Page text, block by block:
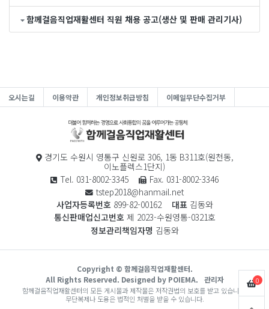
함께걸음직업재활센터 직원 채용 공고(생산 및 판매 관리기사)
0
오시는길 이용약관 개인정보취급방침 이메일무단수집거부
경기도 수원시 영통구 신원로 306, 1동 B311호(원천동,
이노플렉스1단지)
Tel. 031-8002-3345
Fax. 031-8002-3346
tstep2018@hanmail.net
사업자등록번호 899-82-00162 대표김동와
통신판매업신고번호 제 2023-수원영통-0321호
정보관리책임자명 김동와
Copyright © 함께걸음직업재활센터.
All Rights Reserved. Designed by POIEMA.
관리자
함께걸음직업재활센터의 모든 게시물과 제작물은 저작권법의 보호를 받고 있습니다.
무단복제나 도용은 법적인 처벌을 받을 수 있습니다.